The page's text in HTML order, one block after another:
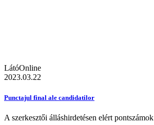
LátóOnline
2023.03.22
Punctajul final ale candidatilor
A szerkesztői álláshirdetésen elért pontszámok